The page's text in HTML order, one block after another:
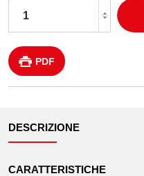
PDF
DESCRIZIONE
CARATTERISTICHE